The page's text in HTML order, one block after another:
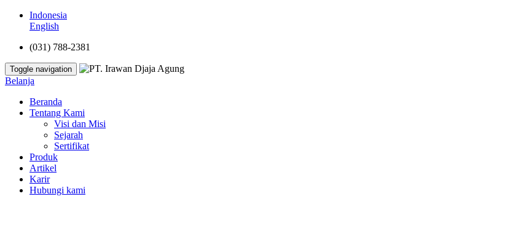
Indonesia
English
(031) 788-2381
Toggle navigation
Belanja
Beranda
Tentang Kami
Visi dan Misi
Sejarah
Sertifikat
Produk
Artikel
Karir
Hubungi kami